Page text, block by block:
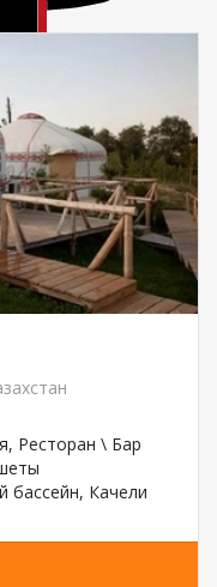
Ресторан \ Бар
бассейн, Качели